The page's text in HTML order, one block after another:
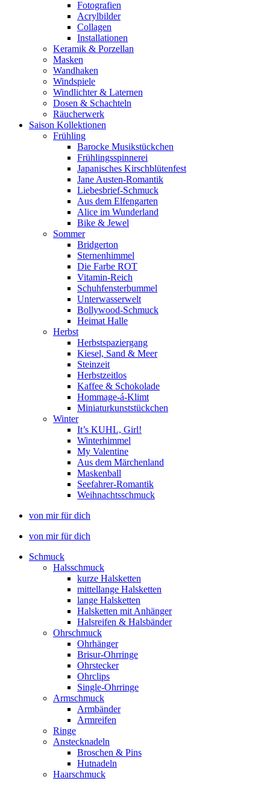
Fotografien
Acrylbilder
Collagen
Installationen
Keramik & Porzellan
Masken
Wandhaken
Windspiele
Windlichter & Laternen
Dosen & Schachteln
Räucherwerk
Saison Kollektionen
Frühling
Barocke Musikstückchen
Frühlingsspinnerei
Japanisches Kirschblütenfest
Jane Austen-Romantik
Liebesbrief-Schmuck
Aus dem Elfengarten
Alice im Wunderland
Bike & Jewel
Sommer
Bridgerton
Sternenhimmel
Die Farbe ROT
Vitamin-Reich
Schuhfensterbummel
Unterwasserwelt
Bollywood-Schmuck
Heimat Halle
Herbst
Herbstspaziergang
Kiesel, Sand & Meer
Steinzeit
Herbstzeitlos
Kaffee & Schokolade
Hommage-á-Klimt
Miniaturkunststückchen
Winter
It’s KUHL, Girl!
Winterhimmel
My Valentine
Aus dem Märchenland
Maskenball
Seefahrer-Romantik
Weihnachtsschmuck
von mir für dich
von mir für dich
Schmuck
Halsschmuck
kurze Halsketten
mittellange Halsketten
lange Halsketten
Halsketten mit Anhänger
Halsreifen & Halsbänder
Ohrschmuck
Ohrhänger
Brisur-Ohrringe
Ohrstecker
Ohrclips
Single-Ohrringe
Armschmuck
Armbänder
Armreifen
Ringe
Anstecknadeln
Broschen & Pins
Hutnadeln
Haarschmuck